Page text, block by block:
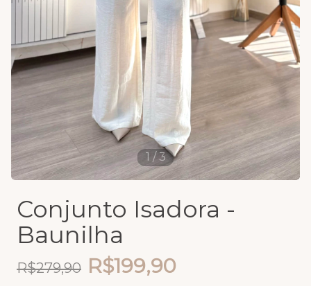
1 /3
Conjunto Isadora -
Baunilha
R$279,90 R$199,90